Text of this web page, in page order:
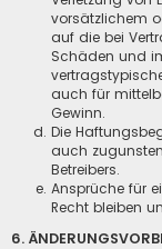
vorsätzlichem
auf die bei
Schäden und
auch für
Gewinn.
Die
auch
Betreibers.
Ansprüche für
Recht bleiben
6.